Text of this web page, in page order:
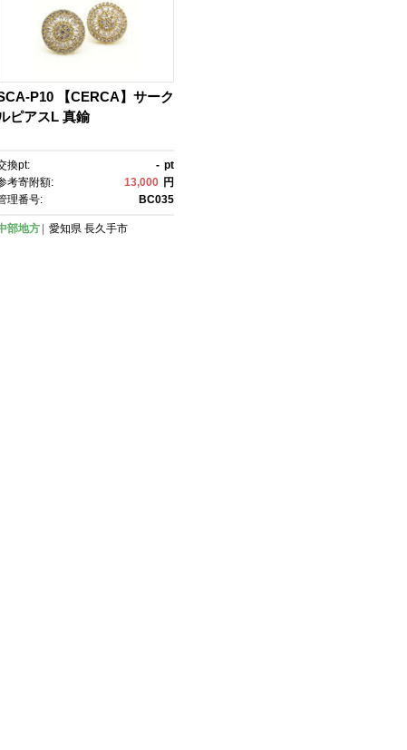
P10 【CERCA】サーク
ピアスL 真鍮
換pt: - pt
考寄附額:
13,000 円
理番号:
BC035
部地方 愛知県 長久手市